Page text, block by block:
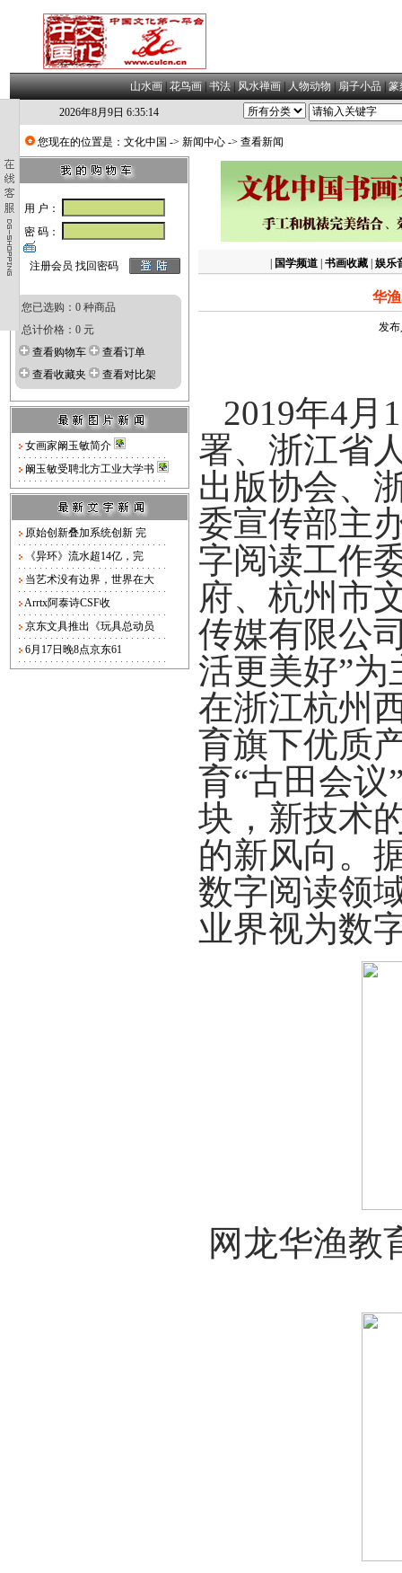
山水画|花鸟画|书法|风水禅画|人物动物|扇子小品|篆
2026年8月9日 6:35:14
您现在的位置是： 文化中国 -> 新闻中心 -> 查看新闻
用 户：
密 码：
注册会员 找回密码
您已选购：0 种商品
总计价格：0 元
查看购物车
查看订单
查看收藏夹
查看对比架
女画家阚玉敏简介
阚玉敏受聘北方工业大学书
原始创新叠加系统创新 完
《异环》流水超14亿，完
当艺术没有边界，世界在大
Arrtx阿泰诗CSF收
京东文具推出《玩具总动员
6月17日晚8点京东61
国学频道 书画收藏 娱乐
华
发布
2019年4月
署、浙江省
出版协会、
委宣传部主
字阅读工作
府、杭州市
传媒有限公
活更美好”为
在浙江杭州
育旗下优质
育“古田会议
块 ，新技术
的新风向 。
数字阅读领
业界视为数
网龙华渔教